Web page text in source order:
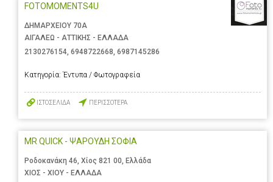
FOTOMOMENTS4U
ΔΗΜΑΡΧΕΙΟΥ 70Α
ΑΙΓΑΛΕΩ - ΑΤΤΙΚΗΣ - ΕΛΛΑΔΑ
2130276154, 6948722668, 6987145286
Κατηγορία: Έντυπα / Φωτογραφεία
ΙΣΤΟΣΕΛΙΔΑ ΠΕΡΙΣΣΟΤΕΡΑ
MR QUICK - ΨΑΡΟΥΔΗ ΣΟΦΙΑ
Ροδοκανάκη 46, Χίος 821 00, Ελλάδα
ΧΙΟΣ - ΧΙΟΥ - ΕΛΛΑΔΑ